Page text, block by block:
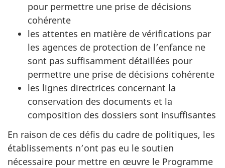
pour permettre une prise de décisions
cohérente
les attentes en matière de vérifications par
les agences de protection de l’enfance ne
sont pas suffisamment détaillées pour
permettre une prise de décisions cohérente
les lignes directrices concernant la
conservation des documents et la
composition des dossiers sont insuffisantes
En raison de ces défis du cadre de politiques, les
établissements n’ont pas eu le soutien
nécessaire pour mettre en œuvre le Programme